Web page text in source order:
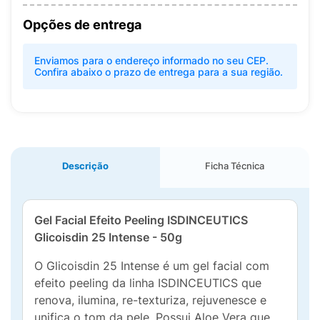
Opções de entrega
Enviamos para o endereço informado no seu CEP.
Confira abaixo o prazo de entrega para a sua região.
Descrição Ficha Técnica
Gel Facial Efeito Peeling ISDINCEUTICS
Glicoisdin 25 Intense - 50g
O Glicoisdin 25 Intense é um gel facial com
efeito peeling da linha ISDINCEUTICS que
renova, ilumina, re-texturiza, rejuvenesce e
unifica o tom da pele. Possui Aloe Vera que